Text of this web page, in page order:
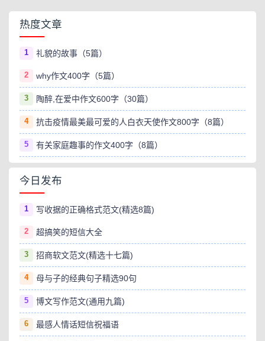
热度文章
1 礼貌的故事（5篇）
2 why作文400字（5篇）
3 陶醉,在爱中作文600字（30篇）
4 抗击疫情最美最可爱的人白衣天使作文800字（8篇）
5 有关家庭趣事的作文400字（8篇）
今日发布
1 写收据的正确格式范文(精选8篇)
2 超搞笑的短信大全
3 招商软文范文(精选十七篇)
4 母与子的经典句子精选90句
5 博文写作范文(通用九篇)
6 最感人情话短信祝福语